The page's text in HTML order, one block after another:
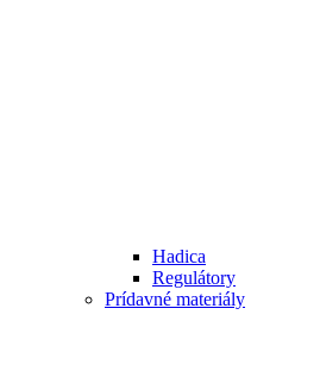
Hadica
Regulátory
Prídavné materiály